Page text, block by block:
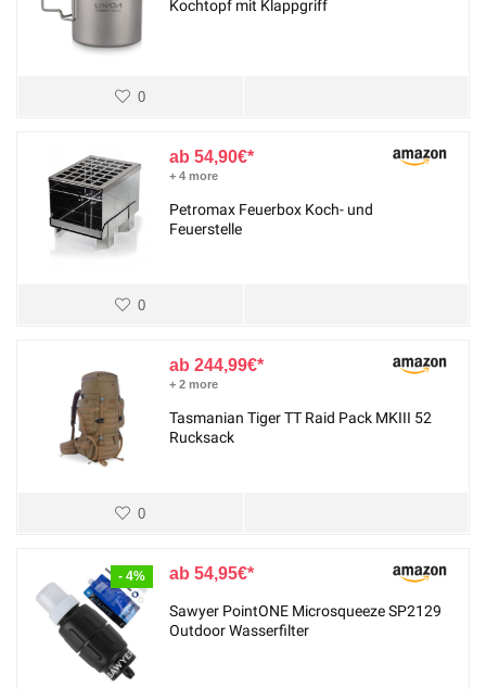
Kochtopf mit Klappgriff
0
54,90€
+ 4 more
Petromax Feuerbox Koch- und
Feuerstelle
0
244,99€
+ 2 more
Tasmanian Tiger TT Raid Pack MKIII 52
Rucksack
0
- 4% 54,95€
Sawyer PointONE Microsqueeze SP2129
Outdoor Wasserfilter